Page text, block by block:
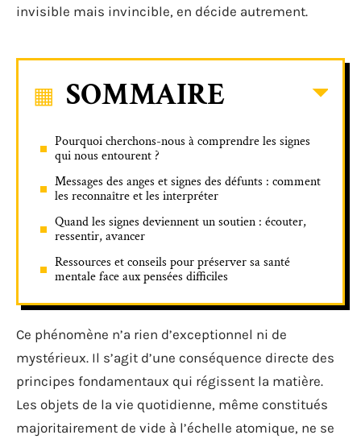
invisible mais invincible, en décide autrement.
SOMMAIRE
Pourquoi cherchons-nous à comprendre les signes
qui nous entourent ?
Messages des anges et signes des défunts : comment
les reconnaître et les interpréter
Quand les signes deviennent un soutien : écouter,
ressentir, avancer
Ressources et conseils pour préserver sa santé
mentale face aux pensées difficiles
Ce phénomène n’a rien d’exceptionnel ni de
mystérieux. Il s’agit d’une conséquence directe des
principes fondamentaux qui régissent la matière.
Les objets de la vie quotidienne, même constitués
majoritairement de vide à l’échelle atomique, ne se